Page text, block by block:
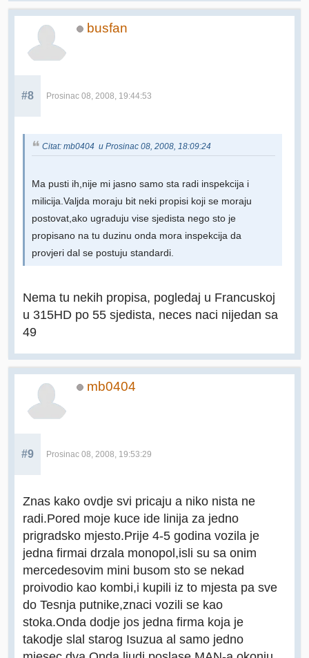
busfan
#8 Prosinac 08, 2008, 19:44:53
Citat: mb0404 u Prosinac 08, 2008, 18:09:24
Ma pusti ih,nije mi jasno samo sta radi inspekcija i
milicija.Valjda moraju bit neki propisi koji se moraju
postovat,ako ugraduju vise sjedista nego sto je
propisano na tu duzinu onda mora inspekcija da
provjeri dal se postuju standardi.
Nema tu nekih propisa, pogledaj u Francuskoj
u 315HD po 55 sjedista, neces naci nijedan sa
49
mb0404
#9 Prosinac 08, 2008, 19:53:29
Znas kako ovdje svi pricaju a niko nista ne
radi.Pored moje kuce ide linija za jedno
prigradsko mjesto.Prije 4-5 godina vozila je
jedna firmai drzala monopol,isli su sa onim
mercedesovim mini busom sto se nekad
proivodio kao kombi,i kupili iz to mjesta pa sve
do Tesnja putnike,znaci vozili se kao
stoka.Onda dodje jos jedna firma koja je
takodje slal starog Isuzua al samo jedno